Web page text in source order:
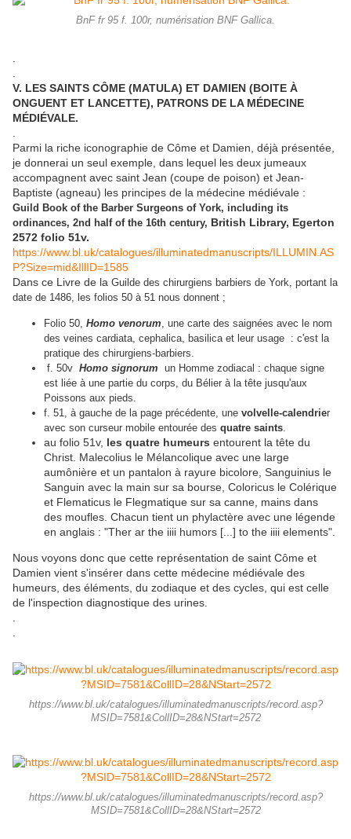
BnF fr 95 f. 100r, numérisation BNF Gallica.
V. LES SAINTS CÔME (MATULA) ET DAMIEN (BOITE À
ONGUENT ET LANCETTE), PATRONS DE LA MÉDECINE
MÉDIÉVALE.
Parmi la riche iconographie de Côme et Damien, déjà présentée,
je donnerai un seul exemple, dans lequel les deux jumeaux
accompagnent avec saint Jean (coupe de poison) et Jean-
Baptiste (agneau) les principes de la médecine médiévale :
Guild Book of the Barber Surgeons of York, including its
ordinances, 2nd half of the 16th century, British Library, Egerton
2572 folio 51v.
https://www.bl.uk/catalogues/illuminatedmanuscripts/ILLUMIN.AS
P?Size=mid&IllID=1585
Dans ce Livre de la Guilde des chirurgiens barbiers de York, portant la
date de 1486, les folios 50 à 51 nous donnent ;
Folio 50, Homo venorum, une carte des saignées avec le nom
des veines cardiata, cephalica, basilica et leur usage : c'est la
pratique des chirurgiens-barbiers.
f. 50v Homo signorum un Homme zodiacal : chaque signe
est liée à une partie du corps, du Bélier à la tête jusqu'aux
Poissons aux pieds.
f. 51, à gauche de la page précédente, une volvelle-calendrier
avec son curseur mobile entourée des quatre saints.
au folio 51v, les quatre humeurs entourent la tête du
Christ. Malecolius le Mélancolique avec une large
aumônière et un pantalon à rayure bicolore, Sanguinius le
Sanguin avec la main sur sa bourse, Coloricus le Colérique
et Flematicus le Flegmatique sur sa canne, mains dans
des moufles. Chacun tient un phylactère avec une légende
en anglais : "Ther ar the iiii humors [...] to the iiii elements".
Nous voyons donc que cette représentation de saint Côme et
Damien vient s'insérer dans cette médecine médiévale des
humeurs, des éléments, du zodiaque et des cycles, qui est celle
de l'inspection diagnostique des urines.
https://www.bl.uk/catalogues/illuminatedmanuscripts/record.asp?
MSID=7581&CollID=28&NStart=2572
https://www.bl.uk/catalogues/illuminatedmanuscripts/record.asp?
MSID=7581&CollID=28&NStart=2572